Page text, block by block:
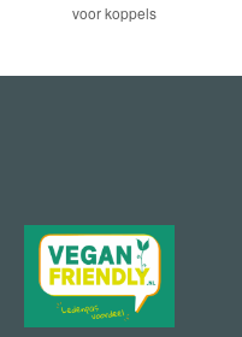
voor koppels